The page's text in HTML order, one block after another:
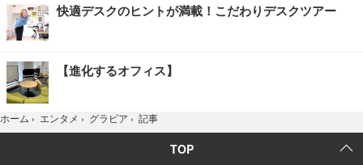
快適デスクのヒントが満載！こだわりデスクツアー
【進化するオフィス】
ホーム › エンタメ › グラビア › 記事
TOP